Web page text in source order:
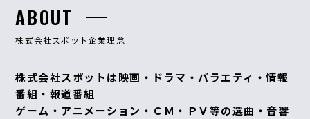
ABOUT
株式会社スポット企業理念
株式会社スポットは映画・ドラマ・バラエティ・情報
番組・報道番組
ゲーム・アニメーション・ＣＭ・ＰＶ等の選曲・音響